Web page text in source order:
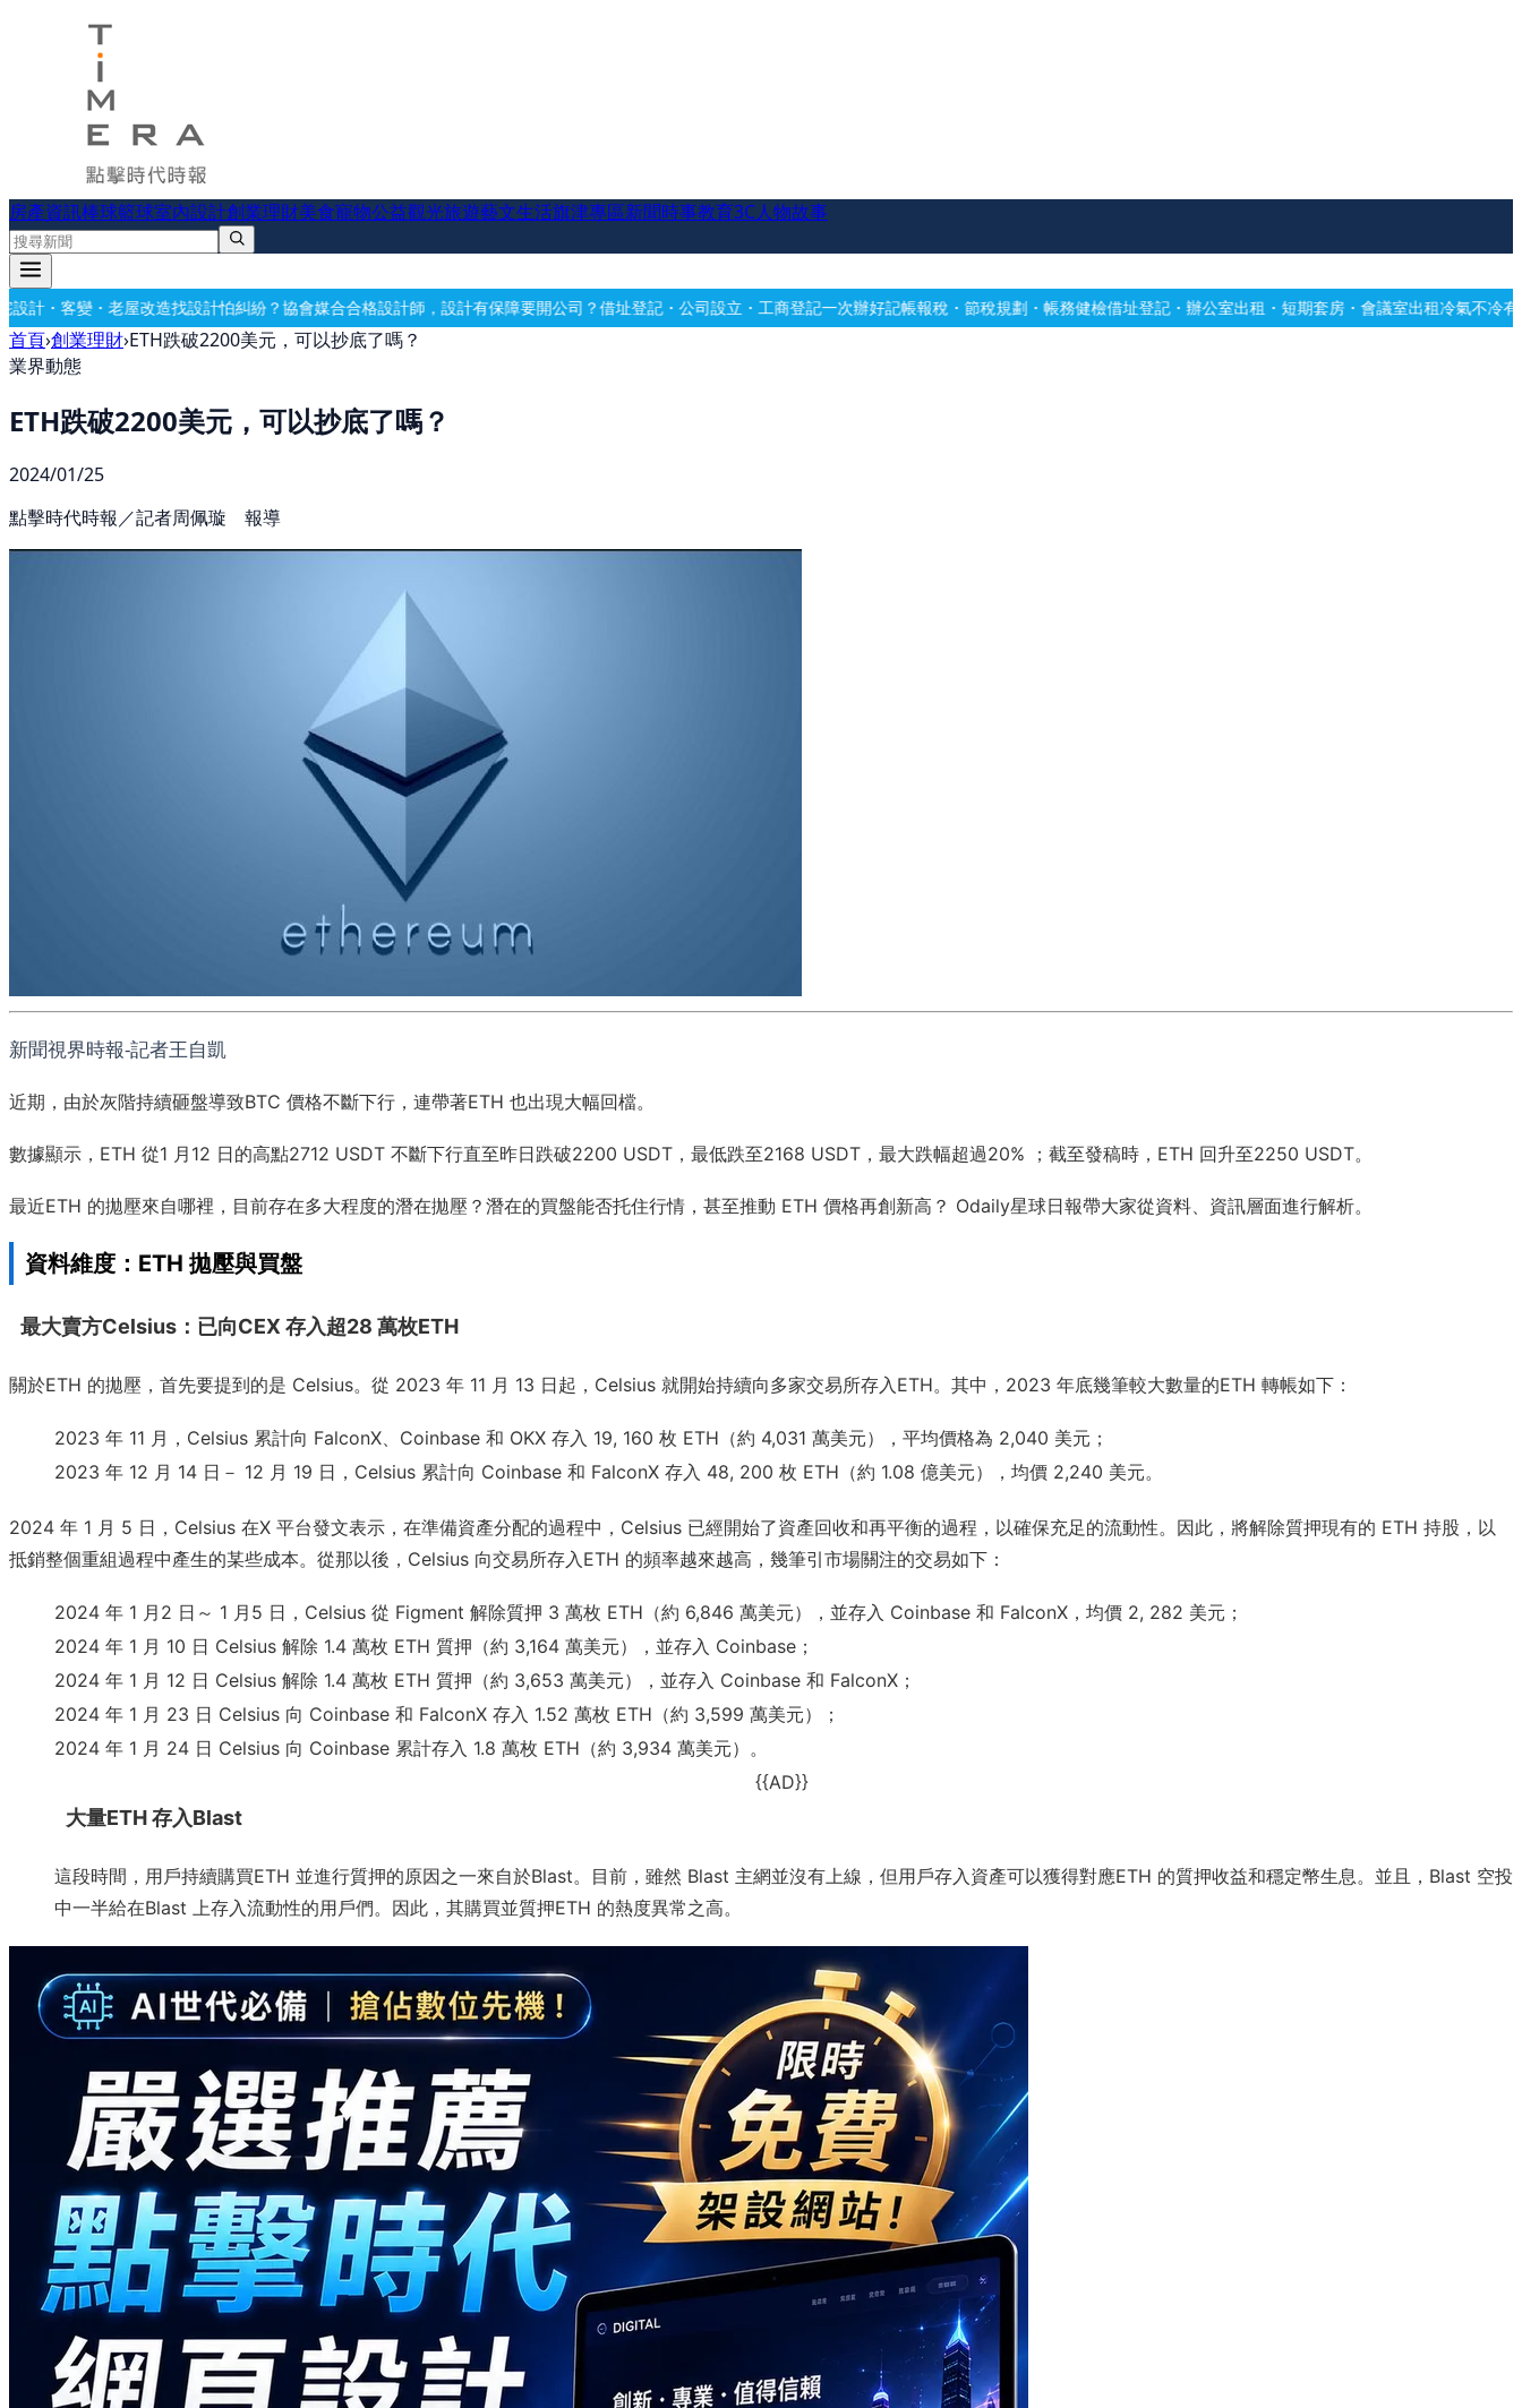
房產資訊棒球籃球室內設計創業理財美食寵物公益觀光旅遊藝文生活旗津專區新聞時事教育3C人物故事
找設計怕糾紛？協會媒合合格設計師，設計有保障要開公司？借址登記・公司設立・工商登記一次辦好記帳報稅・節稅規劃・帳務健檢 借址登記・辦公室出租・短期套房・會議室出租冷氣不冷有霉味？專業深洗・免
首頁›創業理財›ETH跌破2200美元，可以抄底了嗎？
業界動態
ETH跌破2200美元，可以抄底了嗎？
2024/01/25
點擊時代時報／記者周佩璇 報導
新聞視界時報-記者王自凱
近期，由於灰階持續砸盤導致BTC 價格不斷下行，連帶著ETH 也出現大幅回檔。
數據顯示，ETH 從1 月12 日的高點2712 USDT 不斷下行直至昨日跌破2200 USDT，最低跌至2168 USDT，最大跌幅超過20% ；截至發稿時，ETH 回升至2250 USDT。
最近ETH 的拋壓來自哪裡，目前存在多大程度的潛在拋壓？潛在的買盤能否托住行情，甚至推動 ETH 價格再創新高？ Odaily星球日報帶大家從資料、資訊層面進行解析。
資料維度：ETH 拋壓與買盤
最大賣方Celsius：已向CEX 存入超28 萬枚ETH
關於ETH 的拋壓，首先要提到的是 Celsius。從 2023 年 11 月 13 日起，Celsius 就開始持續向多家交易所存入ETH。其中，2023 年底幾筆較大數量的ETH 轉帳如下：
2023 年 11 月，Celsius 累計向 FalconX、Coinbase 和 OKX 存入 19, 160 枚 ETH（約 4,031 萬美元），平均價格為 2,040 美元；
2023 年 12 月 14 日－ 12 月 19 日，Celsius 累計向 Coinbase 和 FalconX 存入 48, 200 枚 ETH（約 1.08 億美元），均價 2,240 美元。
2024 年 1 月 5 日，Celsius 在X 平台發文表示，在準備資產分配的過程中，Celsius 已經開始了資產回收和再平衡的過程，以確保充足的流動性。因此，將解除質押現有的 ETH 持股，以
抵銷整個重組過程中產生的某些成本。從那以後，Celsius 向交易所存入ETH 的頻率越來越高，幾筆引市場關注的交易如下：
2024 年 1 月2 日～ 1 月5 日，Celsius 從 Figment 解除質押 3 萬枚 ETH（約 6,846 萬美元），並存入 Coinbase 和 FalconX，均價 2, 282 美元；
2024 年 1 月 10 日 Celsius 解除 1.4 萬枚 ETH 質押（約 3,164 萬美元），並存入 Coinbase；
2024 年 1 月 12 日 Celsius 解除 1.4 萬枚 ETH 質押（約 3,653 萬美元），並存入 Coinbase 和 FalconX；
2024 年 1 月 23 日 Celsius 向 Coinbase 和 FalconX 存入 1.52 萬枚 ETH（約 3,599 萬美元）；
2024 年 1 月 24 日 Celsius 向 Coinbase 累計存入 1.8 萬枚 ETH（約 3,934 萬美元）。
{{AD}}
大量ETH 存入Blast
這段時間，用戶持續購買ETH 並進行質押的原因之一來自於Blast。目前，雖然 Blast 主網並沒有上線，但用戶存入資產可以獲得對應ETH 的質押收益和穩定幣生息。並且，Blast 空投
中一半給在Blast 上存入流動性的用戶們。因此，其購買並質押ETH 的熱度異常之高。